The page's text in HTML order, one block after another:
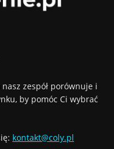
zespół porównuje i
by pomóc Ci wybrać
kontakt@coly.pl